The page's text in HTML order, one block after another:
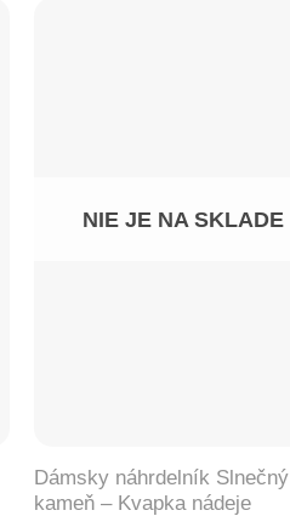
NIE JE NA SKLADE
Dámsky náhrdelník Slnečný
kameň – Kvapka nádeje